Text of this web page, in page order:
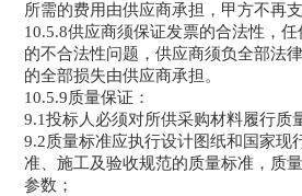
所需的费用由供应商承担，甲方不再支
10.5.8供应商须保证发票的合法性，
的不合法性问题，供应商须负全部法
的全部损失由供应商承担。
10.5.9质量保证：
9.1投标人必须对所供采购材料履行质
9.2质量标准应执行设计图纸和国家现
准、施工及验收规范的质量标准，质
参数；